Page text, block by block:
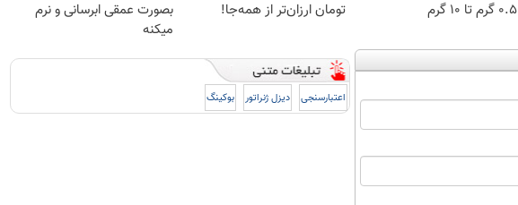
۰.۵ گرم تا ۱۰ گرم
تومان ارزان‌تر از همه‌جا!
بصورت عمقی ابرسانی و نرم
میکنه
اعتبارسنجی دیزل ژنراتور بوکینگ